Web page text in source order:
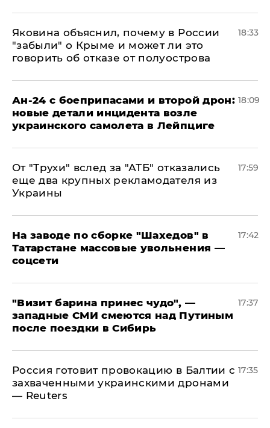
Яковина объяснил, почему в России
"забыли" о Крыме и может ли это
говорить об отказе от полуострова
18:33
Ан-24 с боеприпасами и второй дрон:
новые детали инцидента возле
украинского самолета в Лейпциге
18:09
От "Трухи" вслед за "АТБ" отказались
еще два крупных рекламодателя из
Украины
17:59
На заводе по сборке "Шахедов" в
Татарстане массовые увольнения —
соцсети
17:42
"Визит барина принес чудо", —
западные СМИ смеются над Путиным
после поездки в Сибирь
17:37
​Россия готовит провокацию в Балтии с
захваченными украинскими дронами
— Reuters
17:35